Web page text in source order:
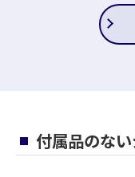
付属品のな